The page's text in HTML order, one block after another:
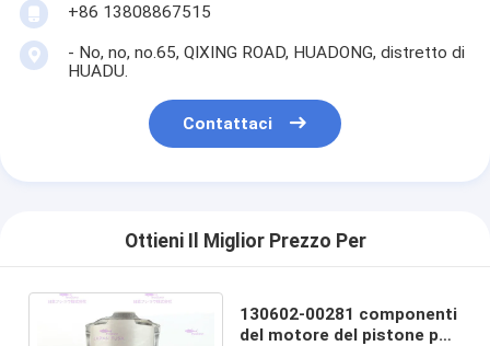
+86 13808867515
- No, no, no.65, QIXING ROAD, HUADONG, distretto di
HUADU.
Contattaci
Ottieni Il Miglior Prezzo Per
130602-00281 componenti
del motore del pistone per